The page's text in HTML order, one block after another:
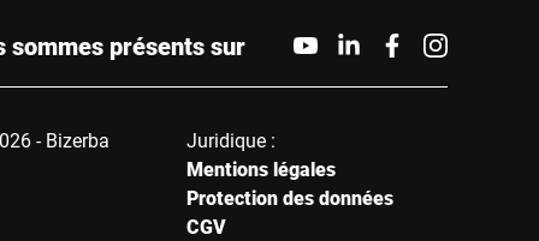
sommes présents sur
- Bizerba
Juridique :
Mentions légales
Protection des données
CGV